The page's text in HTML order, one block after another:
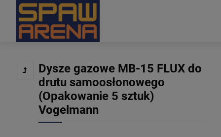
Dysze gazowe MB-15 FLUX do
drutu samoosłonowego
(Opakowanie 5 sztuk)
Vogelmann